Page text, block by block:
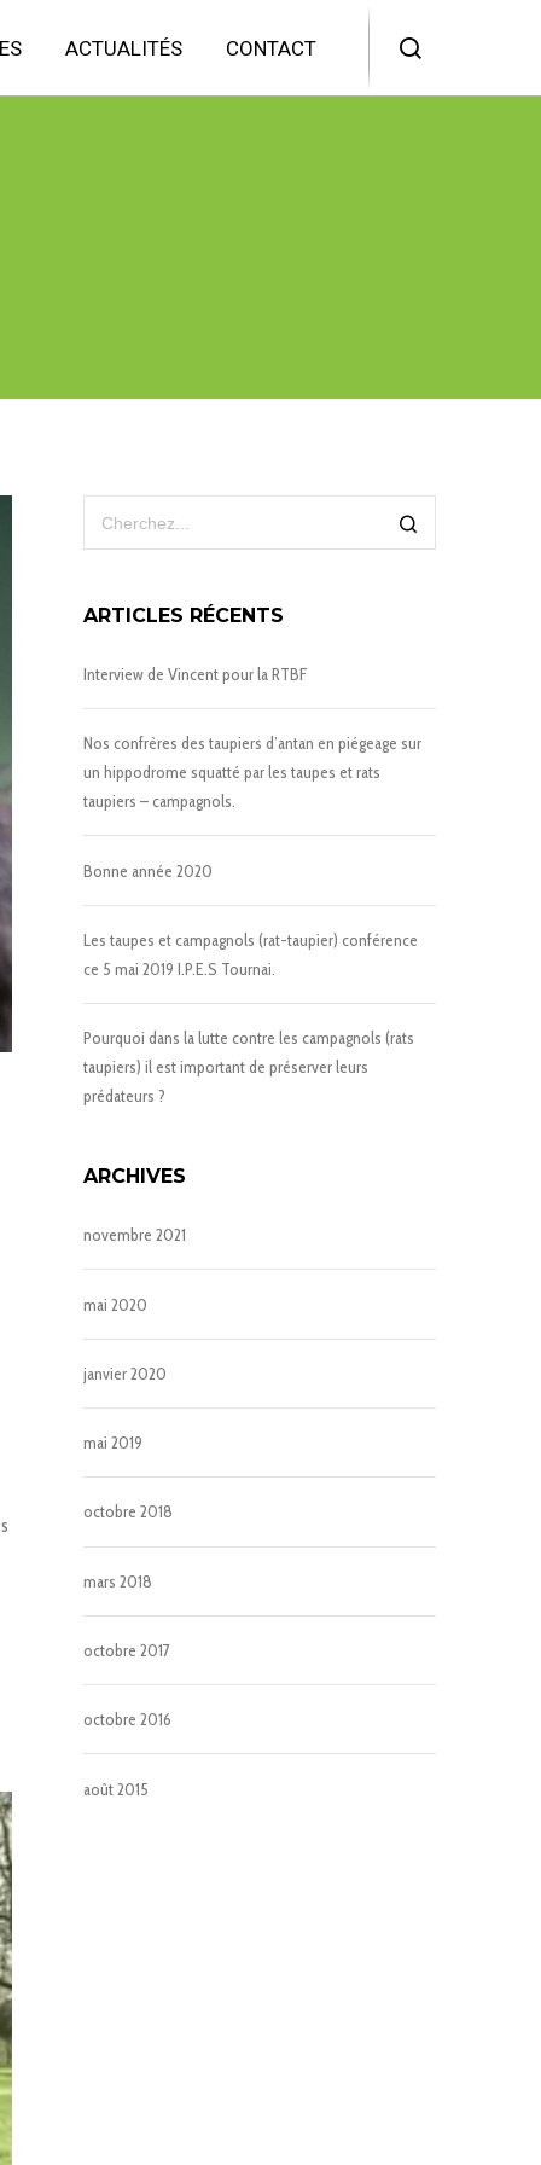
ACTUALITÉS CONTACT
ARTICLES RÉCENTS
Interview de Vincent pour la RTBF
Nos confrères des taupiers d’antan en piégeage sur
un hippodrome squatté par les taupes et rats
taupiers – campagnols.
Bonne année 2020
Les taupes et campagnols (rat-taupier) conférence
ce 5 mai 2019 I.P.E.S Tournai.
Pourquoi dans la lutte contre les campagnols (rats
taupiers) il est important de préserver leurs
prédateurs ?
ARCHIVES
novembre 2021
mai 2020
janvier 2020
mai 2019
octobre 2018
mars 2018
octobre 2017
octobre 2016
août 2015